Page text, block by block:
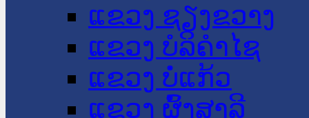
ແຂວງ ຊຽງຂວາງ
ແຂວງ ບໍລິຄໍາໄຊ
ແຂວງ ບໍ່ແກ້ວ
ແຂວງ ຜົ້ງສາລີ